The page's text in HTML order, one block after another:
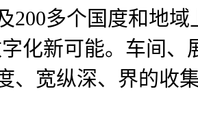
多个国度和地
化新可能。车间、
宽纵深、界的收